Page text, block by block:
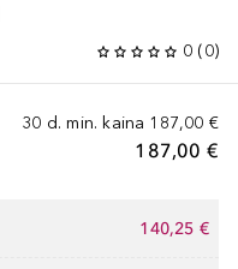
0 (0)
30 d. min. kaina 187,00 €
187,00 €
140,25 €